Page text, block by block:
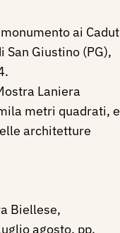
ai
Giustino (PG),
Laniera
metri quadrati, e
architetture
Biellese,
agosto, pp.